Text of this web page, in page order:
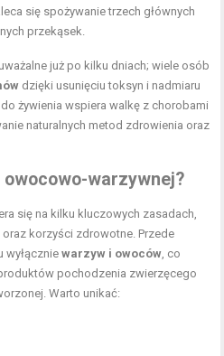
się spożywanie trzech głównych
przekąsek.
już po kilku dniach; wiele osób
dzięki usunięciu toksyn i nadmiaru
żywienia wspiera walkę z chorobami
naturalnych metod zdrowienia oraz
warzywnej?
się na kilku kluczowych zasadach,
korzyści zdrowotne. Przede
wyłączniewarzyw i owoców, co
pochodzenia zwierzęcego
Warto unikać: